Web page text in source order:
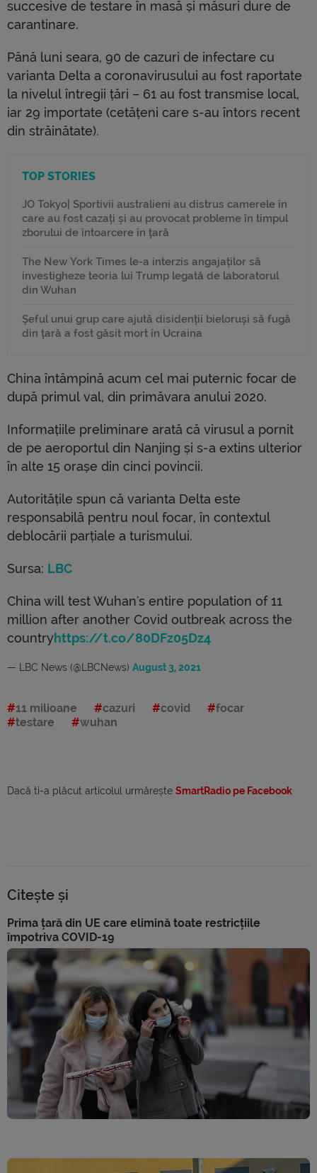
succesive de testare în masă și măsuri dure de
carantinare.
Până luni seara, 90 de cazuri de infectare cu
varianta Delta a coronavirusului au fost raportate
la nivelul întregii țări – 61 au fost transmise local,
iar 29 importate (cetățeni care s-au întors recent
din străinătate).
TOP STORIES
JO Tokyo| Sportivii australieni au distrus camerele în
care au fost cazați și au provocat probleme în timpul
zborului de întoarcere în țară
The New York Times le-a interzis angajaților să
investigheze teoria lui Trump legată de laboratorul
din Wuhan
Șeful unui grup care ajută disidenții bieloruși să fugă
din țară a fost găsit mort în Ucraina
China întâmpină acum cel mai puternic focar de
după primul val, din primăvara anului 2020.
Informațiile preliminare arată că virusul a pornit
de pe aeroportul din Nanjing și s-a extins ulterior
în alte 15 orașe din cinci povincii.
Autoritățile spun că varianta Delta este
responsabilă pentru noul focar, în contextul
deblocării parțiale a turismului.
Sursa: LBC
China will test Wuhan's entire population of 11
million after another Covid outbreak across the
countryhttps://t.co/80DFz05Dz4
— LBC News (@LBCNews) August 3, 2021
11 milioane cazuri covid
focar
testare
wuhan
Dacă ti-a plăcut articolul urmărește SmartRadio pe Facebook
Citește și
Prima țară din UE care elimină toate restricțiile
împotriva COVID-19